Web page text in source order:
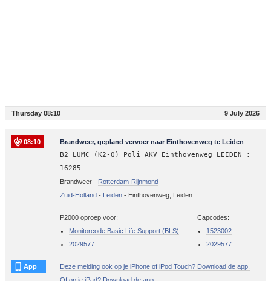
Thursday 08:10 9 July 2026
08:10 Brandweer, gepland vervoer naar Einthovenweg te Leiden
B2 LUMC (K2-Q) Poli AKV Einthovenweg LEIDEN :
16285
Brandweer - Rotterdam-Rijnmond
Zuid-Holland- Leiden- Einthovenweg, Leiden
P2000 oproep voor:
Monitorcode Basic Life Support (BLS)
2029577
Capcodes:
1523002
2029577
App
Deze melding ook op je iPhone of iPod Touch? Download de app.